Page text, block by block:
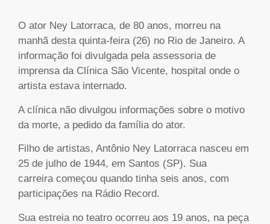
O ator Ney Latorraca, de 80 anos, morreu na
manhã desta quinta-feira (26) no Rio de Janeiro. A
informação foi divulgada pela assessoria de
imprensa da Clínica São Vicente, hospital onde o
artista estava internado.
A clínica não divulgou informações sobre o motivo
da morte, a pedido da família do ator.
Filho de artistas, Antônio Ney Latorraca nasceu em
25 de julho de 1944, em Santos (SP). Sua
carreira começou quando tinha seis anos, com
participações na Rádio Record.
Sua estreia no teatro ocorreu aos 19 anos, na peça